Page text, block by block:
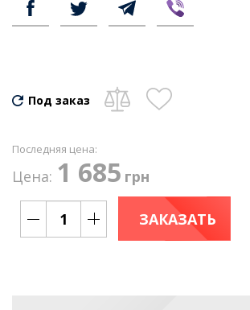
Под заказ
Последняя цена:
Цена: 1 685 грн
ЗАКАЗАТЬ